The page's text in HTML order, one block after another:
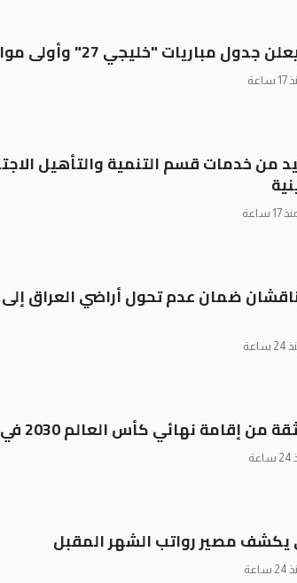
مباريات "خليجي 27" وأولى مواجهات العراق
من خدمات قسم التنمية والتأهيل
17 ساعة
ضمان عدم تحول أراضي العراق
إقامة نهائي كأس العالم 2030 في إسبانيا
مصير رواتب الشهر المقبل